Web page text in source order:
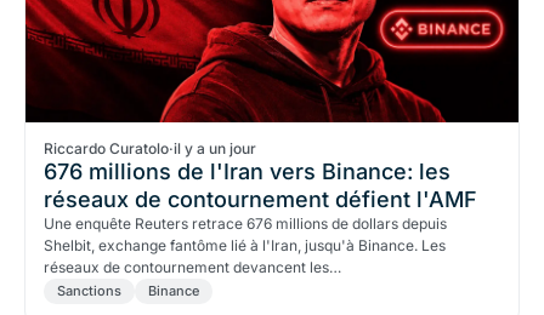
Riccardo Curatolo·il y a un jour
676 millions de l'Iran vers Binance: les
réseaux de contournement défient l'AMF
Une enquête Reuters retrace 676 millions de dollars depuis
Shelbit, exchange fantôme lié à l'Iran, jusqu'à Binance. Les
réseaux de contournement devancent les…
Sanctions Binance